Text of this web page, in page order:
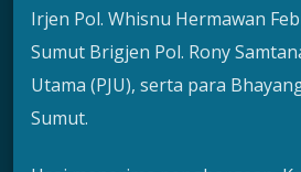
Irjen Pol. Whisnu Hermawan
Sumut Brigjen Pol. Rony
Utama (PJU), serta para
Sumut.